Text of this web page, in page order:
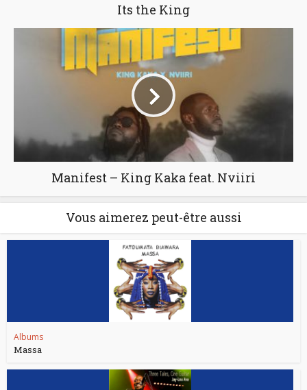
Its the King
Manifest – King Kaka feat. Nviiri
Vous aimerez peut-être aussi
Albums
Massa